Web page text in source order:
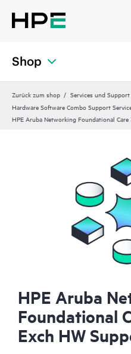
Shop
Zurück zum shop Services und Support
Hardware Software Combo Support
HPE Aruba Networking Foundational
HPE Aruba
Foundational
Exch HW